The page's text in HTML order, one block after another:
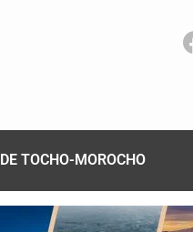
DE TOCHO-MOROCHO